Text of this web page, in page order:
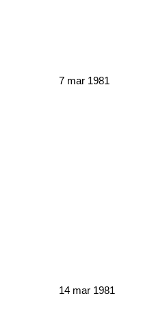
7 mar 1981
14 mar 1981